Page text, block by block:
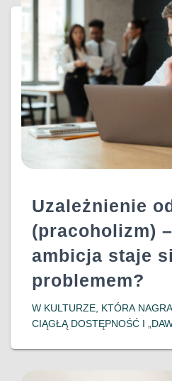
Uzależnienie
(pracoholizm)
ambicja staje
problemem?
W KULTURZE, KTÓRA
CIĄGŁĄ DOSTĘPNOŚĆ I
PRACOHOLIZM CZĘSTO NIE